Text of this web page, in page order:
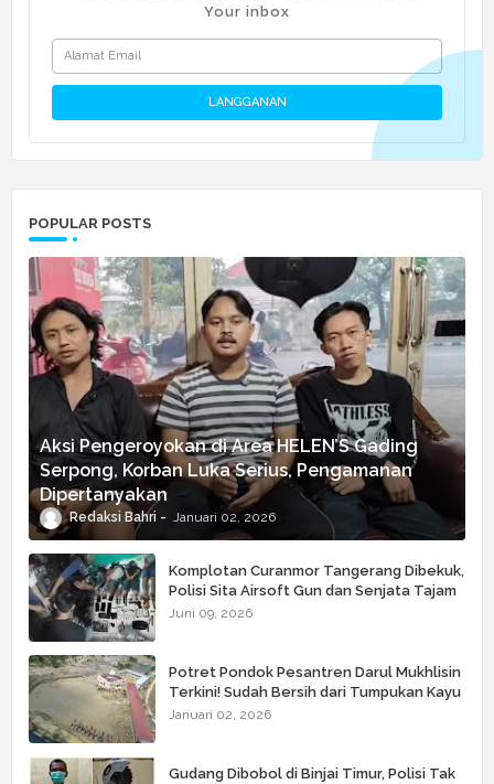
Your inbox
POPULAR POSTS
Aksi Pengeroyokan di Area HELEN’S Gading
Serpong, Korban Luka Serius, Pengamanan
Dipertanyakan
Redaksi Bahri Januari 02, 2026
Komplotan Curanmor Tangerang Dibekuk,
Polisi Sita Airsoft Gun dan Senjata Tajam
Juni 09, 2026
Potret Pondok Pesantren Darul Mukhlisin
Terkini! Sudah Bersih dari Tumpukan Kayu
Januari 02, 2026
Gudang Dibobol di Binjai Timur, Polisi Tak